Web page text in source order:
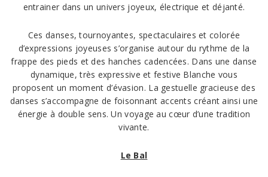
entrainer dans un univers joyeux, électrique et déjanté.
Ces danses, tournoyantes, spectaculaires et colorée
d’expressions joyeuses s’organise autour du rythme de la
frappe des pieds et des hanches cadencées. Dans une danse
dynamique, très expressive et festive Blanche vous
proposent un moment d’évasion. La gestuelle gracieuse des
danses s’accompagne de foisonnant accents créant ainsi une
énergie à double sens. Un voyage au cœur d’une tradition
vivante.
Le Bal